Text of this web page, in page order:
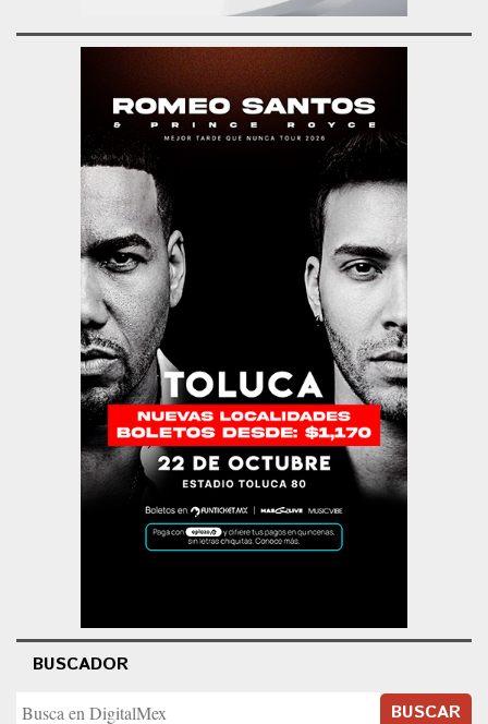
BUSCADOR
BUSCAR